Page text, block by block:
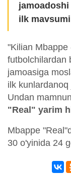
ilk
"Kilian Mbappe
futbolchilardan
jamoasiga
ilk
Undan
"Real" yarim
Mbappe
30 o'yinida 24